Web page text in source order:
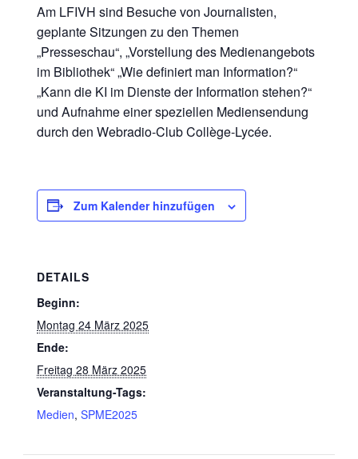
Am LFIVH sind Besuche von Journalisten,
geplante Sitzungen zu den Themen
„Presseschau“, „Vorstellung des Medienangebots
im Bibliothek“ „Wie definiert man Information?“
„Kann die KI im Dienste der Information stehen?“
und Aufnahme einer speziellen Mediensendung
durch den Webradio-Club Collège-Lycée.
Zum Kalender hinzufügen
DETAILS
Beginn:
Montag 24 März 2025
Ende:
Freitag 28 März 2025
Veranstaltung-Tags:
Medien,SPME2025